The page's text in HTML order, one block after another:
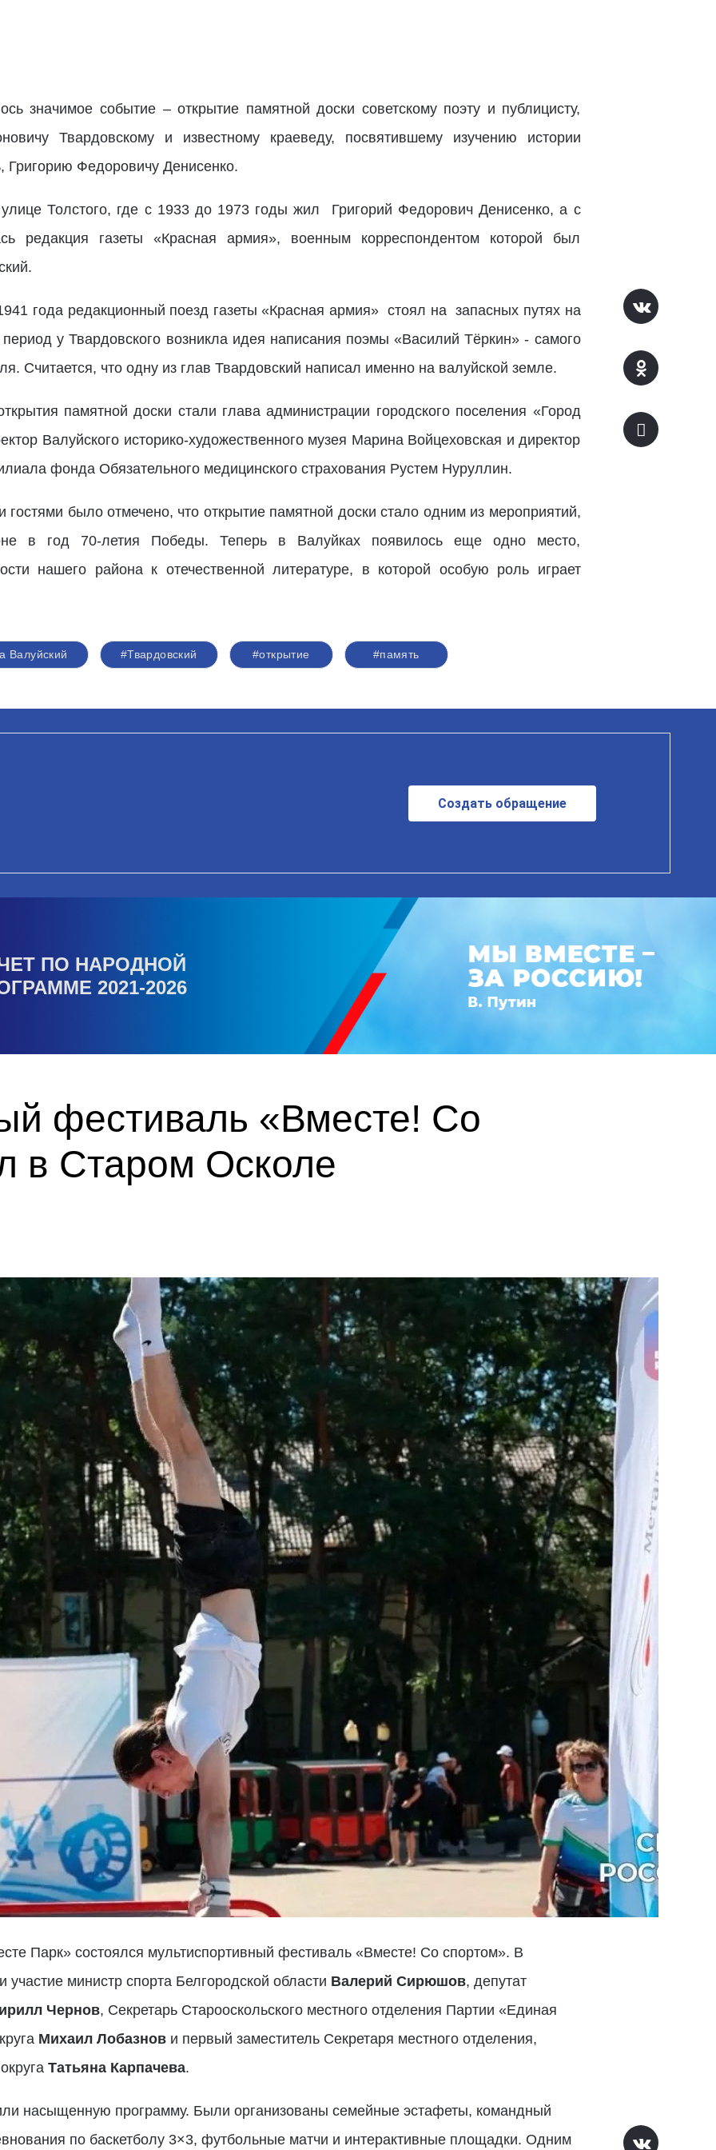
значимое событие – открытие памятной доски советскому поэту и публицисту,
Твардовскому и известному краеведу, посвятившему изучению истории
Григорию Федоровичу Денисенко.
Толстого, где с 1933 до 1973 годы жил Григорий Федорович Денисенко, а с
редакция газеты «Красная армия», военным корреспондентом которой был
года редакционный поезд газеты «Красная армия» стоял на запасных путях на
у Твардовского возникла идея написания поэмы «Василий Тёркин» - самого
Считается, что одну из глав Твардовский написал именно на валуйской земле.
памятной доски стали глава администрации городского поселения «Город
Валуйского историко-художественного музея Марина Войцеховская и директор
фонда Обязательного медицинского страхования Рустем Нуруллин.
было отмечено, что открытие памятной доски стало одним из мероприятий,
в год 70-летия Победы. Теперь в Валуйках появилось еще одно место,
нашего района к отечественной литературе, в которой особую роль играет
Валуйский #Твардовский #открытие #память
Создать обращение
ПО НАРОДНОЙ
2021-2026
фестиваль «Вместе! Со
в Старом Осколе
Парк» состоялся мультиспортивный фестиваль «Вместе! Со спортом». В
министр спорта Белгородской области Валерий Сирюшов, депутат
Чернов, Секретарь Старооскольского местного отделения Партии «Единая
Михаил Лобазнов и первый заместитель Секретаря местного отделения,
Татьяна Карпачева.
насыщенную программу. Были организованы семейные эстафеты, командный
по баскетболу 3×3, футбольные матчи и интерактивные площадки. Одним